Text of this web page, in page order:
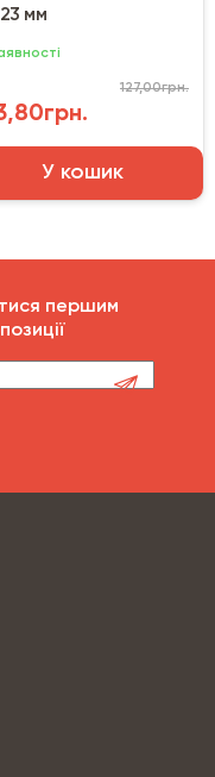
мм
127,00грн.
У кошик
першим